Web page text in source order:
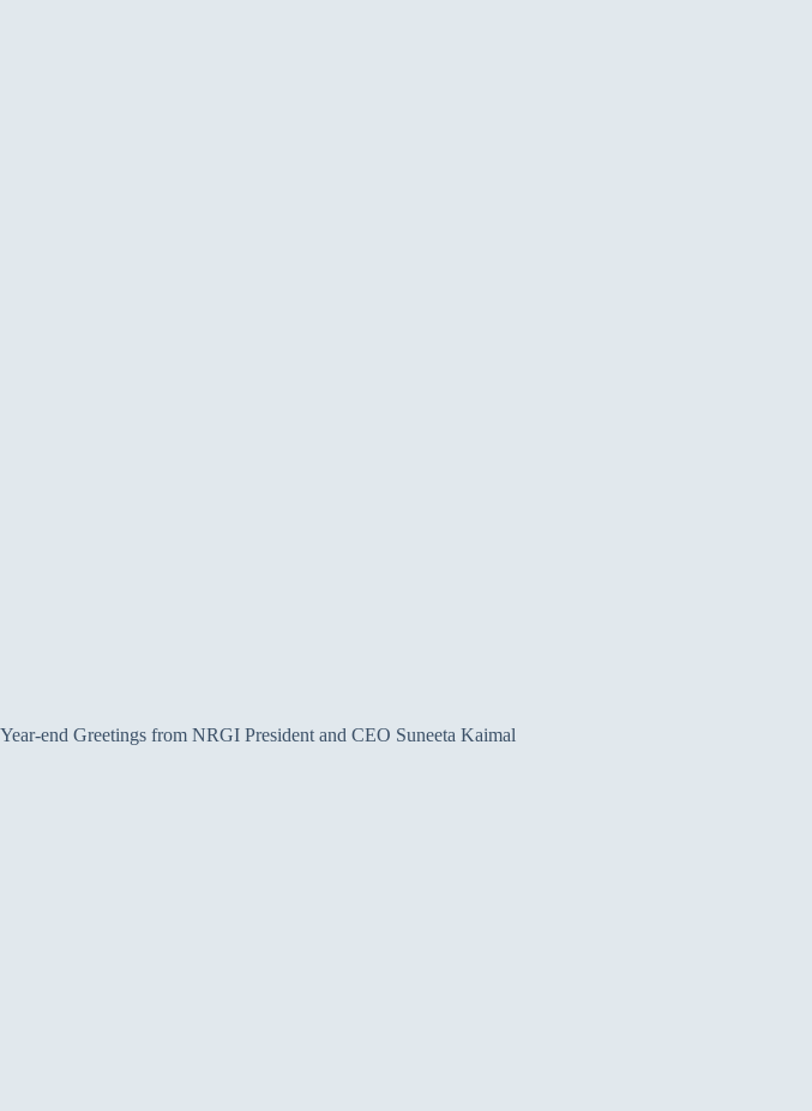
Year-end Greetings from NRGI President and CEO Suneeta Kaimal